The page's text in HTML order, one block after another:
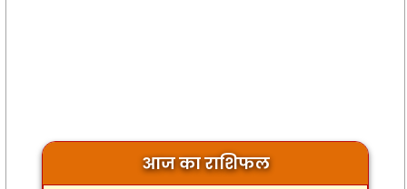
आज का राशिफल